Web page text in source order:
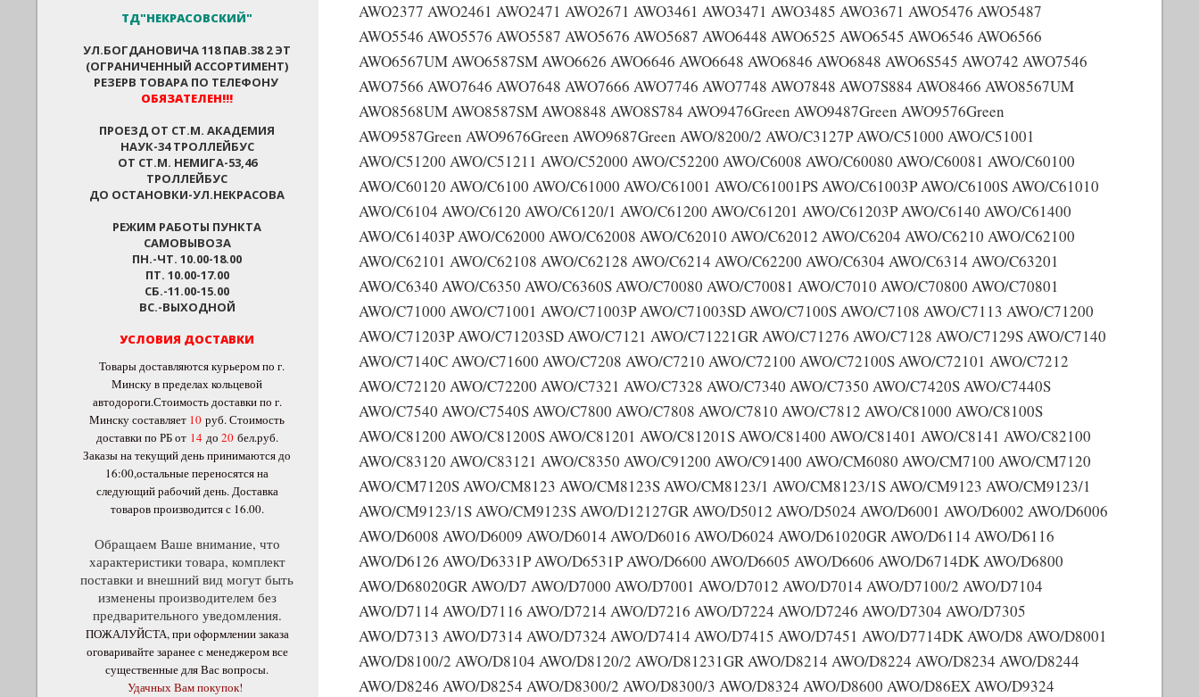
ТД"НЕКРАСОВСКИЙ"
УЛ.БОГДАНОВИЧА 118 ПАВ.38 2 ЭТ
(ОГРАНИЧЕННЫЙ АССОРТИМЕНТ)
РЕЗЕРВ ТОВАРА ПО ТЕЛЕФОНУ
ОБЯЗАТЕЛЕН!!!
ПРОЕЗД ОТ СТ.М. АКАДЕМИЯ
НАУК-34 ТРОЛЛЕЙБУС
ОТ СТ.М. НЕМИГА-53,46
ТРОЛЛЕЙБУС
ДО ОСТАНОВКИ-УЛ.НЕКРАСОВА
РЕЖИМ РАБОТЫ ПУНКТА
САМОВЫВОЗА
ПН.-ЧТ. 10.00-18.00
ПТ. 10.00-17.00
СБ.-11.00-15.00
ВС.-ВЫХОДНОЙ
УСЛОВИЯ ДОСТАВКИ
Товары доставляются курьером по г.
Минску в пределах кольцевой
автодороги.Стоимость доставки по г.
Минску составляет 10 руб. Стоимость
доставки по РБ от 14до 20 бел.руб.
Заказы на текущий день принимаются до
16:00,остальные переносятся на
следующий рабочий день. Доставка
товаров производится с 16.00.
Обращаем Ваше внимание, что
характеристики товара, комплект
поставки и внешний вид могут быть
изменены производителем без
предварительного уведомления.
ПОЖАЛУЙСТА, при оформлении заказа
оговаривайте заранее с менеджером все
существенные для Вас вопросы.
Удачных Вам покупок!
AWO2377 AWO2461 AWO2471 AWO2671 AWO3461 AWO3471 AWO3485 AWO3671 AWO5476 AWO5487
AWO5546 AWO5576 AWO5587 AWO5676 AWO5687 AWO6448 AWO6525 AWO6545 AWO6546 AWO6566
AWO6567UM AWO6587SM AWO6626 AWO6646 AWO6648 AWO6846 AWO6848 AWO6S545 AWO742 AWO7546
AWO7566 AWO7646 AWO7648 AWO7666 AWO7746 AWO7748 AWO7848 AWO7S884 AWO8466 AWO8567UM
AWO8568UM AWO8587SM AWO8848 AWO8S784 AWO9476Green AWO9487Green AWO9576Green
AWO9587Green AWO9676Green AWO9687Green AWO/8200/2 AWO/C3127P AWO/C51000 AWO/C51001
AWO/C51200 AWO/C51211 AWO/C52000 AWO/C52200 AWO/C6008 AWO/C60080 AWO/C60081 AWO/C60100
AWO/C60120 AWO/C6100 AWO/C61000 AWO/C61001 AWO/C61001PS AWO/C61003P AWO/C6100S AWO/C61010
AWO/C6104 AWO/C6120 AWO/C6120/1 AWO/C61200 AWO/C61201 AWO/C61203P AWO/C6140 AWO/C61400
AWO/C61403P AWO/C62000 AWO/C62008 AWO/C62010 AWO/C62012 AWO/C6204 AWO/C6210 AWO/C62100
AWO/C62101 AWO/C62108 AWO/C62128 AWO/C6214 AWO/C62200 AWO/C6304 AWO/C6314 AWO/C63201
AWO/C6340 AWO/C6350 AWO/C6360S AWO/C70080 AWO/C70081 AWO/C7010 AWO/C70800 AWO/C70801
AWO/C71000 AWO/C71001 AWO/C71003P AWO/C71003SD AWO/C7100S AWO/C7108 AWO/C7113 AWO/C71200
AWO/C71203P AWO/C71203SD AWO/C7121 AWO/C71221GR AWO/C71276 AWO/C7128 AWO/C7129S AWO/C7140
AWO/C7140C AWO/C71600 AWO/C7208 AWO/C7210 AWO/C72100 AWO/C72100S AWO/C72101 AWO/C7212
AWO/C72120 AWO/C72200 AWO/C7321 AWO/C7328 AWO/C7340 AWO/C7350 AWO/C7420S AWO/C7440S
AWO/C7540 AWO/C7540S AWO/C7800 AWO/C7808 AWO/C7810 AWO/C7812 AWO/C81000 AWO/C8100S
AWO/C81200 AWO/C81200S AWO/C81201 AWO/C81201S AWO/C81400 AWO/C81401 AWO/C8141 AWO/C82100
AWO/C83120 AWO/C83121 AWO/C8350 AWO/C91200 AWO/C91400 AWO/CM6080 AWO/CM7100 AWO/CM7120
AWO/CM7120S AWO/CM8123 AWO/CM8123S AWO/CM8123/1 AWO/CM8123/1S AWO/CM9123 AWO/CM9123/1
AWO/CM9123/1S AWO/CM9123S AWO/D12127GR AWO/D5012 AWO/D5024 AWO/D6001 AWO/D6002 AWO/D6006
AWO/D6008 AWO/D6009 AWO/D6014 AWO/D6016 AWO/D6024 AWO/D61020GR AWO/D6114 AWO/D6116
AWO/D6126 AWO/D6331P AWO/D6531P AWO/D6600 AWO/D6605 AWO/D6606 AWO/D6714DK AWO/D6800
AWO/D68020GR AWO/D7 AWO/D7000 AWO/D7001 AWO/D7012 AWO/D7014 AWO/D7100/2 AWO/D7104
AWO/D7114 AWO/D7116 AWO/D7214 AWO/D7216 AWO/D7224 AWO/D7246 AWO/D7304 AWO/D7305
AWO/D7313 AWO/D7314 AWO/D7324 AWO/D7414 AWO/D7415 AWO/D7451 AWO/D7714DK AWO/D8 AWO/D8001
AWO/D8100/2 AWO/D8104 AWO/D8120/2 AWO/D81231GR AWO/D8214 AWO/D8224 AWO/D8234 AWO/D8244
AWO/D8246 AWO/D8254 AWO/D8300/2 AWO/D8300/3 AWO/D8324 AWO/D8600 AWO/D86EX AWO/D9324